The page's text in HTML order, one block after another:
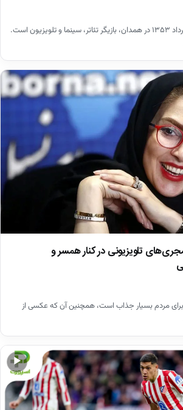
فقیهه سلطانی متولد ۲۹ مرداد ۱۳۵۳ در همدان، بازیگر تئاتر، سینما و تلویزیون است.
تلویزیونی در کنار همسر و
مردم بسیار جذاب است، همچنین آن که عکسی از
▶